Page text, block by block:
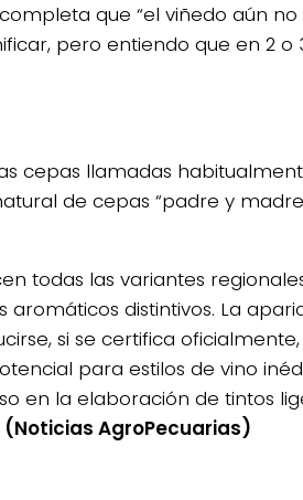
completa que “el viñedo aún
pero entiendo que en 2 o
cepas llamadas
de cepas “padre y
todas las variantes
aromáticos distintivos. La
si se certifica
para estilos de vino
en la elaboración de tintos
(Noticias AgroPecuarias)